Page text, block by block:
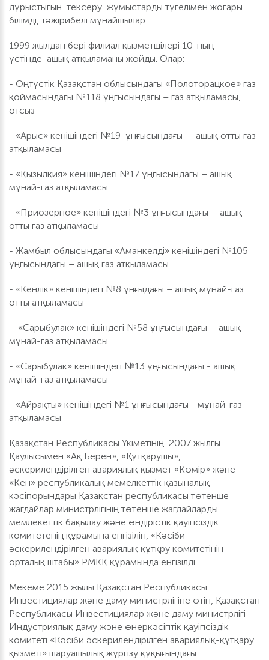
дұрыстығын тексеру жұмыстарды түгелімен жоғары
білімді, тәжірибелі мұнайшылар.
1999 жылдан бері филиал қызметшілері 10-ның
үстінде ашық атқыламаны жойды. Олар:
- Оңтүстік Қазақстан облысындағы «Полоторацкое» газ
қоймасындағы №118 ұңғысындағы – газ атқыламасы,
отсыз
- «Арыс» кенішіндегі №19 ұңғысындағы – ашық отты газ
атқыламасы
- «Қызылқия» кенішіндегі №17 ұңғысындағы – ашық
мұнай-газ атқыламасы
- «Приозерное» кенішіндегі №3 ұңғысындағы - ашық
отты газ атқыламасы
- Жамбыл облысындағы «Аманкелді» кенішіндегі №105
ұңғысындағы – ашық газ атқыламасы
- «Кеңлік» кенішіндегі №8 ұңғыдағы – ашық мұнай-газ
отты атқыламасы
- «Cарыбулак» кенішіндегі №58 ұңғысындағы - ашық
мұнай-газ атқыламасы
- «Cарыбулак» кенішіндегі №13 ұңғысындағы - ашық
мұнай-газ атқыламасы
- «Айрақты» кенішіндегі №1 ұңғысындағы - мұнай-газ
атқыламасы
Қазақстан Республикасы Үкіметінің 2007 жылғы
Қаулысымен «Ақ Берен», «Құтқарушы»,
әскерилендірілген авариялық қызмет «Көмір» және
«Кен» республикалық мемелкеттік қазыналық
кәсіпорындары Қазақстан республикасы төтенше
жағдайлар министрлігінің төтенше жағдайларды
мемлекеттік бақылау және өндірістік қауіпсіздік
комитетенің құрамына енгізіліп, «Кәсіби
әскерилендірілген авариялық құтқру комитетінің
орталық штабы» РМКҚ құрамында енгізілді.
Мекеме 2015 жылы Қазақстан Республикасы
Инвестициялар және даму министрлігіне өтіп, Қазақстан
Республикасы Инвестициялар және даму министрлігі
Индустриялық даму және өнеркәсіптік қауіпсіздік
комитеті «Кәсіби әскерилендірілген авариялық-құтқару
қызметі» шаруашылық жүргізу құқығындағы